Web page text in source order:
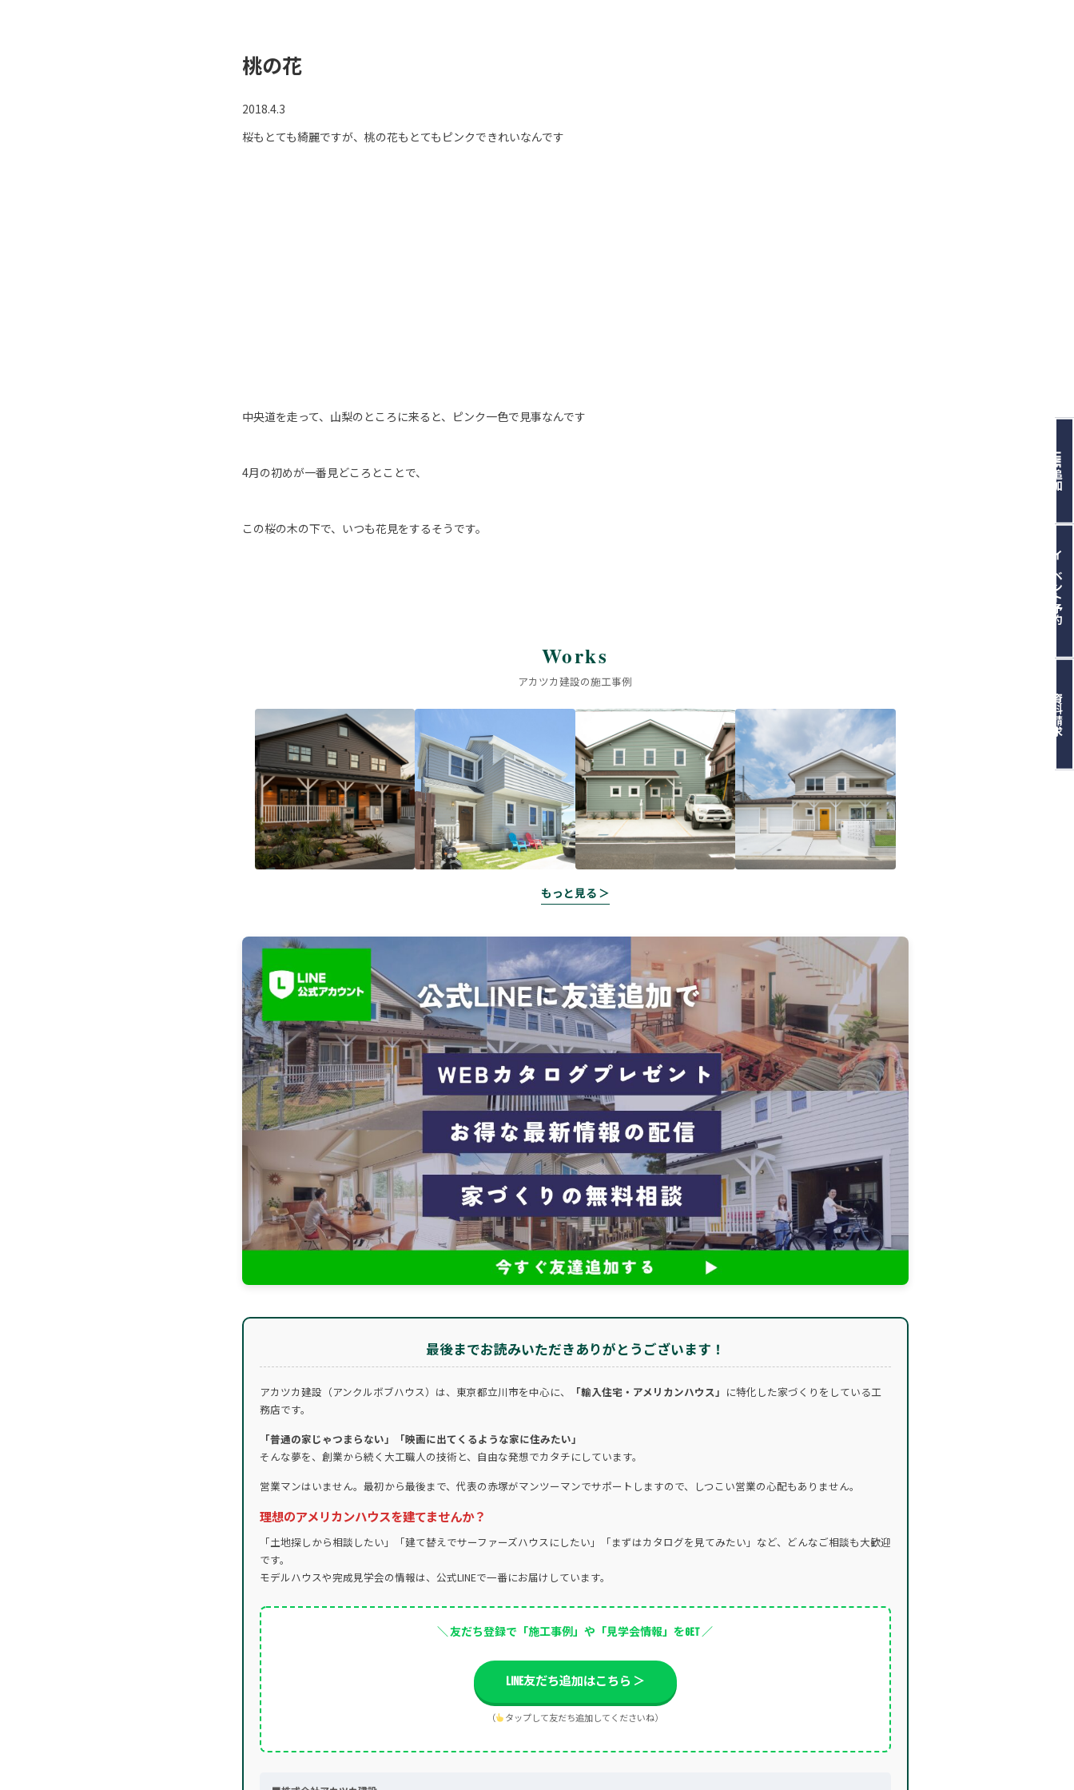
LINE追加
イベント予約
資料請求
桃の花
2018.4.3
桜もとても綺麗ですが、桃の花もとてもピンクできれいなんです
中央道を走って、山梨のところに来ると、ピンク一色で見事なんです
4月の初めが一番見どころとことで、
この桜の木の下で、いつも花見をするそうです。
Works
アカツカ建設の施工事例
もっと見る ＞
最後までお読みいただきありがとうございます！
アカツカ建設（アンクルボブハウス）は、東京都立川市を中心に、 「輸入住宅・アメリカンハウス」 に特化した家づくりをしている工
務店です。
「普通の家じゃつまらない」「映画に出てくるような家に住みたい」
そんな夢を、創業から続く大工職人の技術と、自由な発想でカタチにしています。
営業マンはいません。最初から最後まで、代表の赤塚がマンツーマンでサポートしますので、しつこい営業の心配もありません。
理想のアメリカンハウスを建てませんか？
「土地探しから相談したい」「建て替えでサーファーズハウスにしたい」「まずはカタログを見てみたい」など、どんなご相談も大歓迎
です。
モデルハウスや完成見学会の情報は、公式LINEで一番にお届けしています。
＼ 友だち登録で「施工事例」や「見学会情報」をGET ／
LINE友だち追加はこちら ＞
（ タップして友だち追加してくださいね）